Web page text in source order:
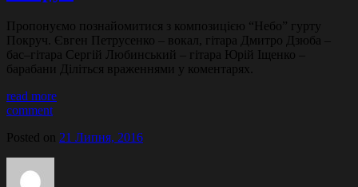
Пропонуємо познайомитися з композицією “Небо” гурту
Покруч. Євген Петрусенко – вокал, гітара Дмитро Дзюба –
бас–гітара Сергій Любинський – гітара Юрій Іщенко –
барабани Діліться враженнями у коментарях.
read more
comment
Posted on 21 Липня, 2016